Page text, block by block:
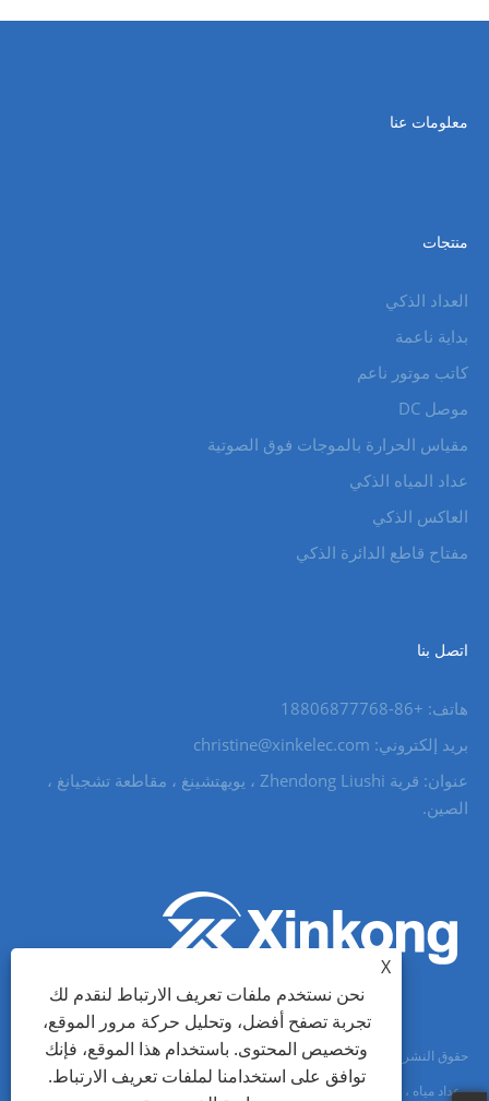
معلومات عنا
منتجات
العداد الذكي
بداية ناعمة
كاتب موتور ناعم
موصل DC
مقياس الحرارة بالموجات فوق الصوتية
عداد المياه الذكي
العاكس الذكي
مفتاح قاطع الدائرة الذكي
اتصل بنا
هاتف: +86-18806877768
بريد إلكتروني: christine@xinkelec.com
عنوان: قرية Zhendong Liushi ، يويهتشينغ ، مقاطعة تشجيانغ ،
الصين.
حقوق النشر © 2023 Wenzhou Xinkong Imp & exp Co.، Ltd. - بادئ تشغيل ناعم
، عداد مياه ، عداد مياه فوق صوتي - جميع الحقوق محفوظة.
X
نحن نستخدم ملفات تعريف الارتباط لنقدم لك
تجربة تصفح أفضل، وتحليل حركة مرور الموقع،
وتخصيص المحتوى. باستخدام هذا الموقع، فإنك
توافق على استخدامنا لملفات تعريف الارتباط.